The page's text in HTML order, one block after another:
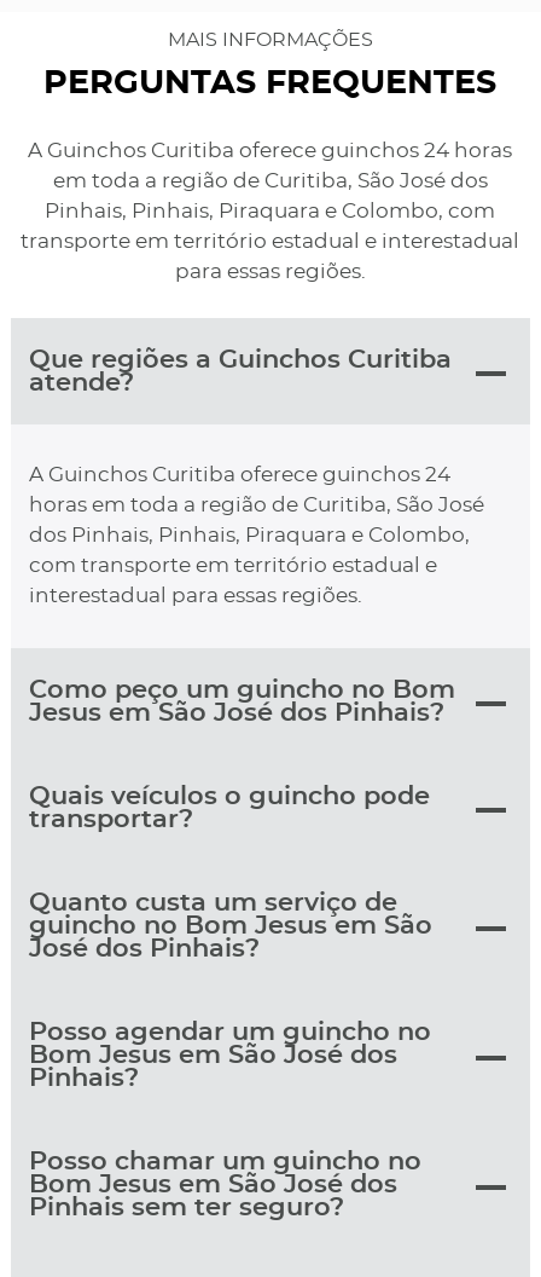
MAIS INFORMAÇÕES
PERGUNTAS FREQUENTES
A Guinchos Curitiba oferece guinchos 24 horas
em toda a região de Curitiba, São José dos
Pinhais, Pinhais, Piraquara e Colombo, com
transporte em território estadual e interestadual
para essas regiões.
Que regiões a Guinchos Curitiba
atende?
A Guinchos Curitiba oferece guinchos 24
horas em toda a região de Curitiba, São José
dos Pinhais, Pinhais, Piraquara e Colombo,
com transporte em território estadual e
interestadual para essas regiões.
Como peço um guincho no Bom
Jesus em São José dos Pinhais?
Quais veículos o guincho pode
transportar?
Quanto custa um serviço de
guincho no Bom Jesus em São
José dos Pinhais?
Posso agendar um guincho no
Bom Jesus em São José dos
Pinhais?
Posso chamar um guincho no
Bom Jesus em São José dos
Pinhais sem ter seguro?